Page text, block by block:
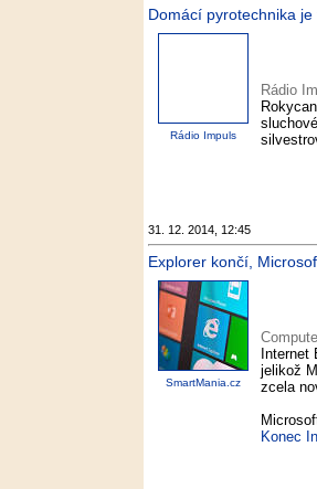
Domácí pyrotechnika
Rádio Impuls
Rádio
31. 12. 2014, 12:45
Explorer končí,
SmartMania.cz
jelikož
zcela
Konec